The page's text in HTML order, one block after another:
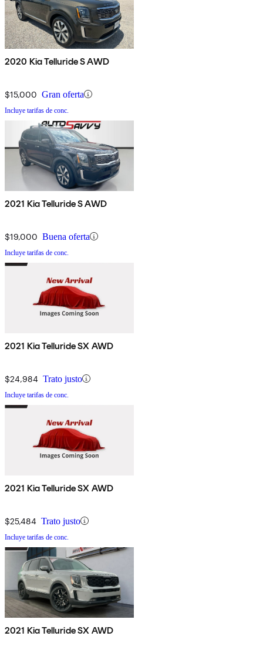
2020 Kia Telluride S AWD
$15,000 Gran oferta
Incluye tarifas de conc.
2021 Kia Telluride S AWD
$19,000 Buena oferta
Incluye tarifas de conc.
2021 Kia Telluride SX AWD
$24,984 Trato justo
Incluye tarifas de conc.
2021 Kia Telluride SX AWD
$25,484 Trato justo
Incluye tarifas de conc.
2021 Kia Telluride SX AWD